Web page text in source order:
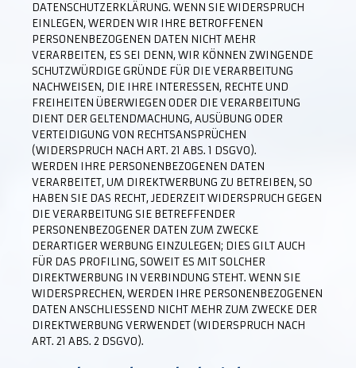
DATENSCHUTZERKLÄRUNG. WENN SIE WIDERSPRUCH
EINLEGEN, WERDEN WIR IHRE BETROFFENEN
PERSONENBEZOGENEN DATEN NICHT MEHR
VERARBEITEN, ES SEI DENN, WIR KÖNNEN ZWINGENDE
SCHUTZWÜRDIGE GRÜNDE FÜR DIE VERARBEITUNG
NACHWEISEN, DIE IHRE INTERESSEN, RECHTE UND
FREIHEITEN ÜBERWIEGEN ODER DIE VERARBEITUNG
DIENT DER GELTENDMACHUNG, AUSÜBUNG ODER
VERTEIDIGUNG VON RECHTSANSPRÜCHEN
(WIDERSPRUCH NACH ART. 21 ABS. 1 DSGVO).
WERDEN IHRE PERSONENBEZOGENEN DATEN
VERARBEITET, UM DIREKTWERBUNG ZU BETREIBEN, SO
HABEN SIE DAS RECHT, JEDERZEIT WIDERSPRUCH GEGEN
DIE VERARBEITUNG SIE BETREFFENDER
PERSONENBEZOGENER DATEN ZUM ZWECKE
DERARTIGER WERBUNG EINZULEGEN; DIES GILT AUCH
FÜR DAS PROFILING, SOWEIT ES MIT SOLCHER
DIREKTWERBUNG IN VERBINDUNG STEHT. WENN SIE
WIDERSPRECHEN, WERDEN IHRE PERSONENBEZOGENEN
DATEN ANSCHLIESSEND NICHT MEHR ZUM ZWECKE DER
DIREKTWERBUNG VERWENDET (WIDERSPRUCH NACH
ART. 21 ABS. 2 DSGVO).